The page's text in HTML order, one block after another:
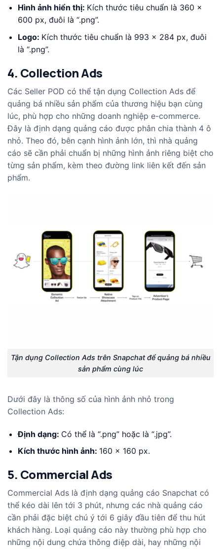
Hình ảnh hiển thị: Kích thước tiêu chuẩn là 360 x
600 px, đuôi là “.png”.
Logo: Kích thước tiêu chuẩn là 993 x 284 px, đuôi
là “.png”.
4. Collection Ads
Các Seller POD có thể tận dụng Collection Ads để
quảng bá nhiều sản phẩm của thương hiệu bạn cùng
lúc, phù hợp cho những doanh nghiệp e-commerce.
Đây là định dạng quảng cáo được phân chia thành 4 ô
nhỏ. Theo đó, bên cạnh hình ảnh lớn, thì nhà quảng
cáo sẽ cần phải chuẩn bị những hình ảnh riêng biệt cho
từng sản phẩm, kèm theo đường link liên kết đến sản
phẩm.
Tận dụng Collection Ads trên Snapchat để quảng bá nhiều
sản phẩm cùng lúc
Dưới đây là thông số của hình ảnh nhỏ trong
Collection Ads:
Định dạng: Có thể là “.png” hoặc là “.jpg”.
Kích thước hình ảnh: 160 x 160 px.
5. Commercial Ads
Commercial Ads là định dạng quảng cáo Snapchat có
thể kéo dài lên tới 3 phút, nhưng các nhà quảng cáo
cần phải đặc biệt chú ý tới 6 giây đầu tiên để thu hút
khách hàng. Loại quảng cáo này thường phù hợp cho
những nội dung chứa thông điệp dài, hay những nội